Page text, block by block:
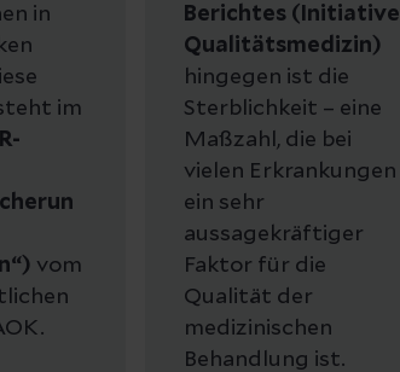
in
im
vom
Berichtes (Initiative
Qualitätsmedizin)
hingegen ist die
Sterblichkeit – eine
Maßzahl, die bei
vielen Erkrankungen
ein sehr
aussagekräftiger
Faktor für die
Qualität der
medizinischen
Behandlung ist.